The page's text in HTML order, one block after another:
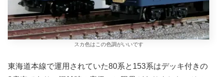
スカ色はこの色調がいいです
東海道本線で運用されていた80系と153系はデッキ付きの